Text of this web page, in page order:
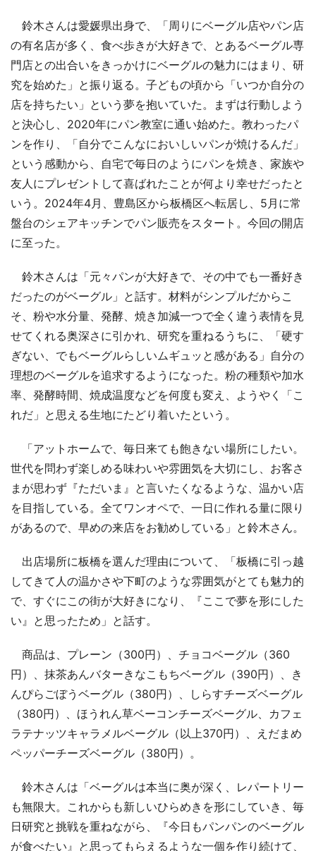
鈴木さんは愛媛県出身で、「周りにベーグル店やパン店
の有名店が多く、食べ歩きが大好きで、とあるベーグル専
門店との出合いをきっかけにベーグルの魅力にはまり、研
究を始めた」と振り返る。子どもの頃から「いつか自分の
店を持ちたい」という夢を抱いていた。まずは行動しよう
と決心し、2020年にパン教室に通い始めた。教わったパ
ンを作り、「自分でこんなにおいしいパンが焼けるんだ」
という感動から、自宅で毎日のようにパンを焼き、家族や
友人にプレゼントして喜ばれたことが何より幸せだったと
いう。2024年4月、豊島区から板橋区へ転居し、5月に常
盤台のシェアキッチンでパン販売をスタート。今回の開店
に至った。
鈴木さんは「元々パンが大好きで、その中でも一番好き
だったのがベーグル」と話す。材料がシンプルだからこ
そ、粉や水分量、発酵、焼き加減一つで全く違う表情を見
せてくれる奥深さに引かれ、研究を重ねるうちに、「硬す
ぎない、でもベーグルらしいムギュッと感がある」自分の
理想のベーグルを追求するようになった。粉の種類や加水
率、発酵時間、焼成温度などを何度も変え、ようやく「こ
れだ」と思える生地にたどり着いたという。
「アットホームで、毎日来ても飽きない場所にしたい。
世代を問わず楽しめる味わいや雰囲気を大切にし、お客さ
まが思わず『ただいま』と言いたくなるような、温かい店
を目指している。全てワンオペで、一日に作れる量に限り
があるので、早めの来店をお勧めしている」と鈴木さん。
出店場所に板橋を選んだ理由について、「板橋に引っ越
してきて人の温かさや下町のような雰囲気がとても魅力的
で、すぐにこの街が大好きになり、『ここで夢を形にした
い』と思ったため」と話す。
商品は、プレーン（300円）、チョコベーグル（360
円）、抹茶あんバターきなこもちベーグル（390円）、き
んぴらごぼうベーグル（380円）、しらすチーズベーグル
（380円）、ほうれん草ベーコンチーズベーグル、カフェ
ラテナッツキャラメルベーグル（以上370円）、えだまめ
ペッパーチーズベーグル（380円）。
鈴木さんは「ベーグルは本当に奥が深く、レパートリー
も無限大。これからも新しいひらめきを形にしていき、毎
日研究と挑戦を重ねながら、『今日もパンパンのベーグル
が食べたい』と思ってもらえるような一個を作り続けて、